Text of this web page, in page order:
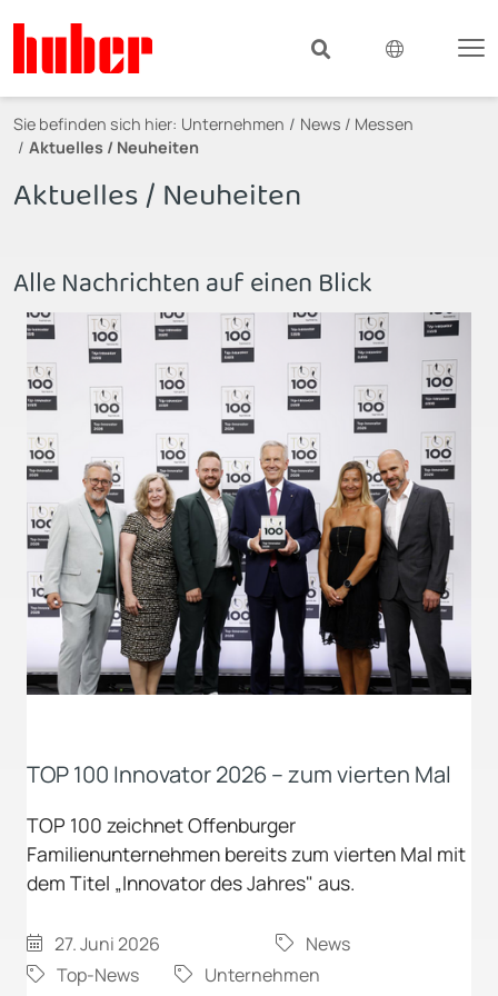
Sie befinden sich hier: Unternehmen
News / Messen
Aktuelles / Neuheiten
Aktuelles / Neuheiten
Alle Nachrichten auf einen Blick
TOP 100 Innovator 2026 – zum vierten Mal
TOP 100 zeichnet Offenburger
Familienunternehmen bereits zum vierten Mal mit
dem Titel „Innovator des Jahres" aus.
27. Juni 2026
News
Top-News
Unternehmen